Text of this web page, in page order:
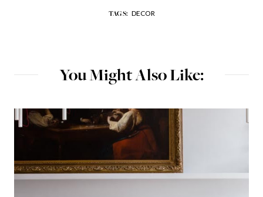
TAGS: DECOR
You Might Also Like: